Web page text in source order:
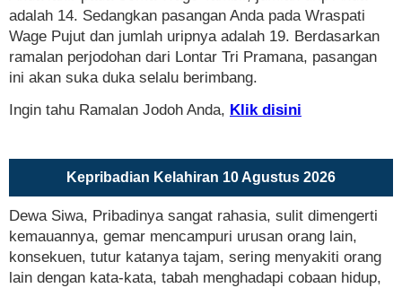
adalah 14. Sedangkan pasangan Anda pada Wraspati
Wage Pujut dan jumlah uripnya adalah 19. Berdasarkan
ramalan perjodohan dari Lontar Tri Pramana, pasangan
ini akan suka duka selalu berimbang.
Ingin tahu Ramalan Jodoh Anda, Klik disini
Kepribadian Kelahiran 10 Agustus 2026
Dewa Siwa, Pribadinya sangat rahasia, sulit dimengerti
kemauannya, gemar mencampuri urusan orang lain,
konsekuen, tutur katanya tajam, sering menyakiti orang
lain dengan kata-kata, tabah menghadapi cobaan hidup,